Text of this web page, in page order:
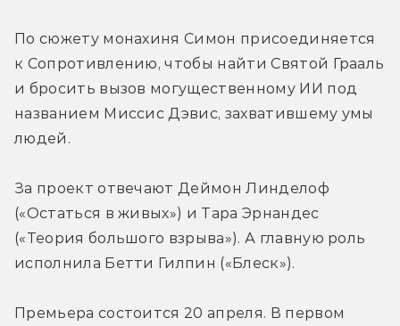
По сюжету монахиня Симон присоединяется
к Сопротивлению, чтобы найти Святой Грааль
и бросить вызов могущественному ИИ под
названием Миссис Дэвис, захватившему умы
людей.
За проект отвечают Деймон Линделоф
(«Остаться в живых») и Тара Эрнандес
(«Теория большого взрыва»). А главную роль
исполнила Бетти Гилпин («Блеск»).
Премьера состоится 20 апреля. В первом